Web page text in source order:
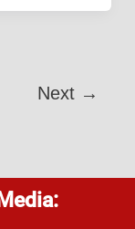
Next →